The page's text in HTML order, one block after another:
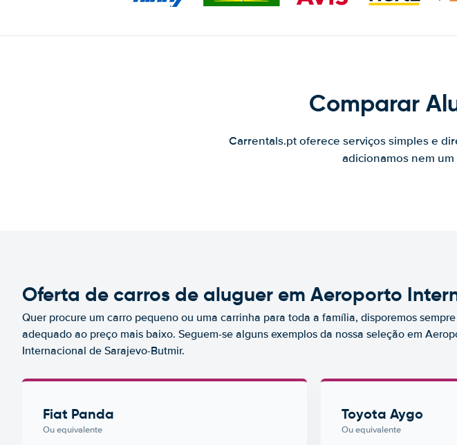
Comparar
Carrentals.pt oferece serviços simples e
adicionamos nem
Oferta de carros de aluguer em Aeroporto
Quer procure um carro pequeno ou uma carrinha para toda a família, disporemos
adequado ao preço mais baixo. Seguem-se alguns exemplos da nossa seleção em
Internacional de Sarajevo-Butmir.
Fiat Panda
Ou equivalente
Toyota Aygo
Ou equivalente